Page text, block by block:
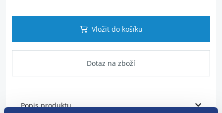
Vložit do košíku
Dotaz na zboží
Popis produktu